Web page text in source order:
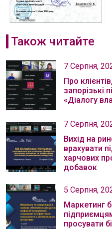
Також читайте
7 Серпня,
Про
запорізькі
«Діалогу
7 Серпня,
Вихід на
врахувати
харчових
добавок
5 Серпня,
Маркетинг
просувати